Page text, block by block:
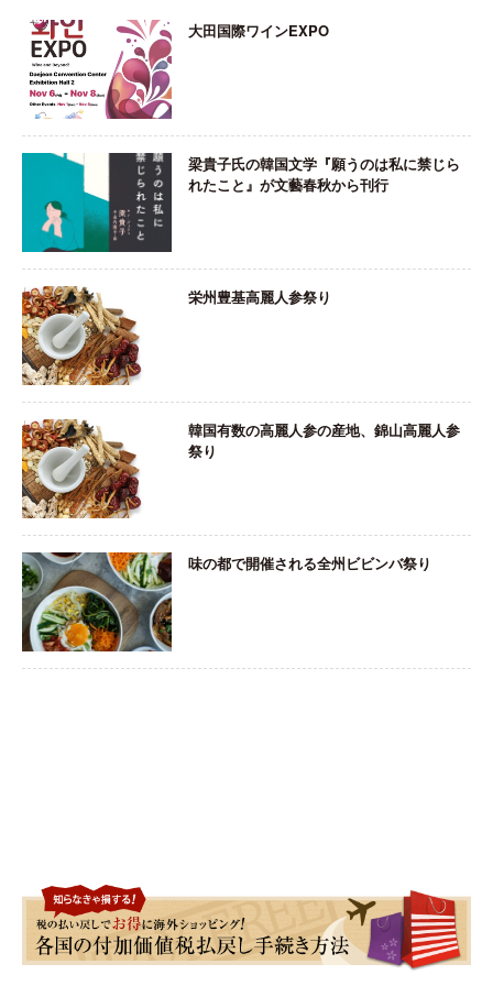
大田国際ワインEXPO
梁貴子氏の韓国文学『願うのは私に禁じら
れたこと』が文藝春秋から刊行
栄州豊基高麗人参祭り
韓国有数の高麗人参の産地、錦山高麗人参
祭り
味の都で開催される全州ビビンバ祭り